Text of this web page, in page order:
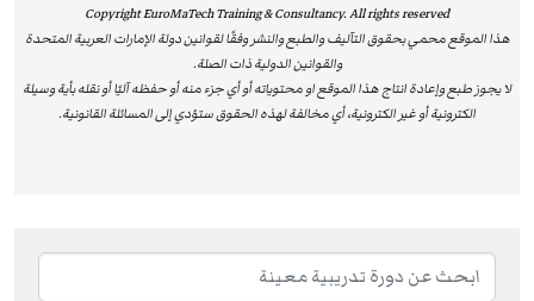
Copyright EuroMaTech Training & Consultancy. All rights reserved
هذا الموقع محمي بحقوق التآليف والطبع والنشر وفقًا لقوانين دولة الإمارات العربية المتحدة
والقوانين الدولية ذات الصلة.
لا يجوز طبع وإعادة انتاج هذا الموقع او محتوياته أو أي جزء منه أو حفظه آليًا أو نقله بأية وسيلة
الكترونية أو غير الكترونية، أي مخالفة لهذه الحقوق ستؤدي إلى المسائلة القانونية.